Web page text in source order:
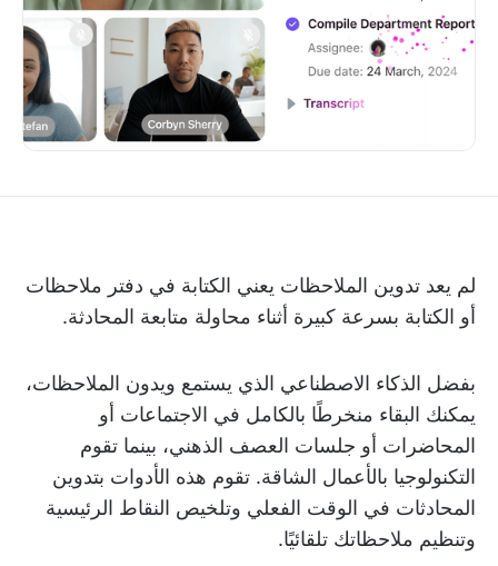
لم يعد تدوين الملاحظات يعني الكتابة في دفتر ملاحظات
أو الكتابة بسرعة كبيرة أثناء محاولة متابعة المحادثة.
بفضل الذكاء الاصطناعي الذي يستمع ويدون الملاحظات،
يمكنك البقاء منخرطًا بالكامل في الاجتماعات أو
المحاضرات أو جلسات العصف الذهني، بينما تقوم
التكنولوجيا بالأعمال الشاقة. تقوم هذه الأدوات بتدوين
المحادثات في الوقت الفعلي وتلخيص النقاط الرئيسية
وتنظيم ملاحظاتك تلقائيًا.